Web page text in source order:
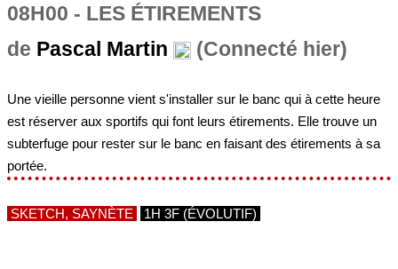
08H00 - LES ÉTIREMENTS
de Pascal Martin (Connecté hier)
Une vieille personne vient s'installer sur le banc qui à cette heure
est réserver aux sportifs qui font leurs étirements. Elle trouve un
subterfuge pour rester sur le banc en faisant des étirements à sa
portée.
SKETCH, SAYNÈTE 1H 3F (ÉVOLUTIF)